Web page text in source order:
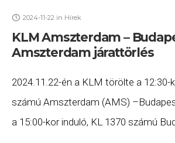
2024-11-22 in Hírek
KLM Amszterdam –
Amszterdam járattörlés
2024.11.22-én a KLM törölte a 12:30-
számú Amszterdam (AMS)
a 15:00-kor induló, KL 1370 számú